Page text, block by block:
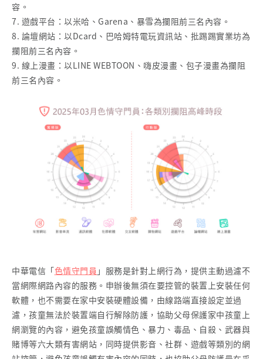
容。
7. 遊戲平台：以米哈、Garena、暴雪為攔阻前三名內容。
8. 論壇網站：以Dcard、巴哈姆特電玩資訊站、批踢踢實業坊為
攔阻前三名內容。
9. 線上漫畫：以LINE WEBTOON、嗨皮漫畫、包子漫畫為攔阻
前三名內容。
中華電信「色情守門員 」服務是針對上網行為，提供主動過濾不
當網際網路內容的服務。申辦後無須在要控管的裝置上安裝任何
軟體，也不需要在家中安裝硬體設備，由線路端直接設定並過
濾，孩童無法於裝置端自行解除防護，協助父母保護家中孩童上
網瀏覽的內容，避免孩童誤觸情色、暴力、毒品、自殺、武器與
賭博等六大類有害網站，同時提供影音、社群、遊戲等類別的網